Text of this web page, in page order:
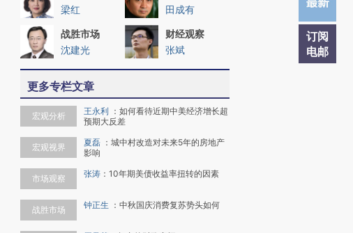
订阅
电邮
梁红
田成有
战胜市场
沈建光
财经观察
张斌
更多专栏文章
宏观分析 王永利 ： 如何看待近期中美经济增长超
预期大反差
宏观视界 夏磊 ： 城中村改造对未来5年的房地产
影响
市场观察 张涛 ： 10年期美债收益率扭转的因素
战胜市场 钟正生 ： 中秋国庆消费复苏势头如何